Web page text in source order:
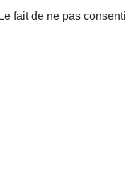
fait de ne pas